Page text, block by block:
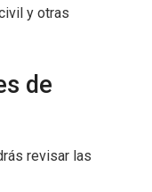
y otras
de
revisar las